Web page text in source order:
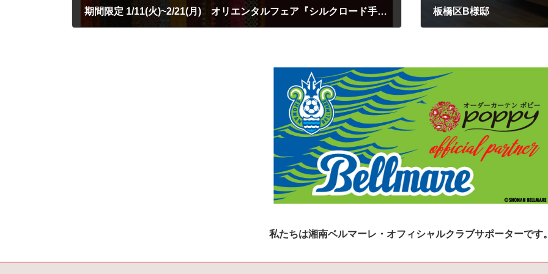
期間限定 1/11(火)~2/21(月) オリエンタルフェア『シルクロード手織絨毯＆トルコ刺繍レース』 板橋区B様邸
私たちは湘南ベルマーレ・オフィシャルクラブサポーターです